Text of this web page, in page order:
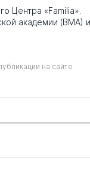
Центра «Familia».
академии (ВМА)
на сайте